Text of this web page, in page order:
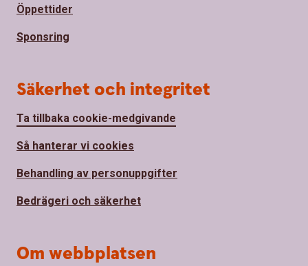
Öppettider
Sponsring
Säkerhet och integritet
Ta tillbaka cookie-medgivande
Så hanterar vi cookies
Behandling av personuppgifter
Bedrägeri och säkerhet
Om webbplatsen